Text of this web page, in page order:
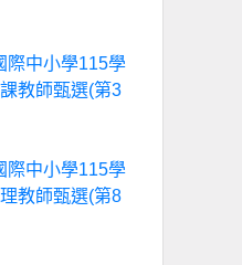
際中小學115學
教師甄選(第3
際中小學115學
教師甄選(第8